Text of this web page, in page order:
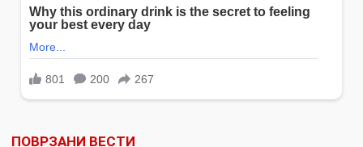
ПОВРЗАНИ ВЕСТИ